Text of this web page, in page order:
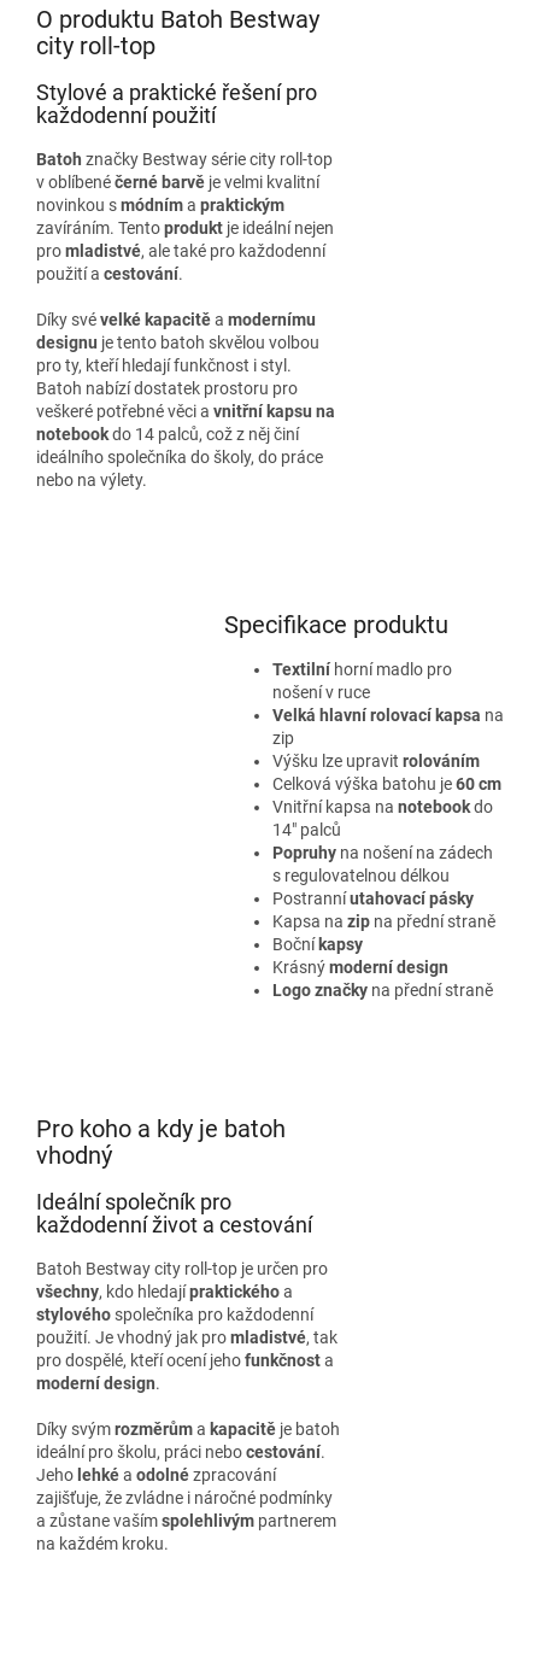
O produktu Batoh Bestway
city roll-top
Stylové a praktické řešení pro
každodenní použití
Batoh značky Bestway série city roll-top
v oblíbenéčerné barvě je velmi kvalitní
novinkou smódníma praktickým
zavíráním. Tentoprodukt je ideální nejen
promladistvé, ale také pro každodenní
použití a cestování.
Díky svévelké kapacitěa modernímu
designu je tento batoh skvělou volbou
pro ty, kteří hledají funkčnost i styl.
Batoh nabízí dostatek prostoru pro
veškeré potřebné věci a vnitřní kapsu na
notebookdo 14 palců, což z něj činí
ideálního společníka do školy, do práce
nebo na výlety.
Specifikace produktu
Textilníhorní madlo pro
nošení v ruce
Velká hlavní rolovací kapsa na
zip
Výšku lze upravit rolováním
Celková výška batohu je60 cm
Vnitřní kapsa na notebookdo
14" palců
Popruhyna nošení na zádech
s regulovatelnou délkou
Postranníutahovací pásky
Kapsa na zipna přední straně
Bočníkapsy
Krásnýmoderní design
Logo značkyna přední straně
Pro koho a kdy je batoh
vhodný
Ideální společník pro
každodenní život a cestování
Batoh Bestway city roll-top je určen pro
všechny, kdo hledajípraktickéhoa
stylového společníka pro každodenní
použití. Je vhodný jak promladistvé, tak
pro dospělé, kteří ocení jehofunkčnosta
moderní design.
Díky svýmrozměrůma kapacitě je batoh
ideální pro školu, práci nebocestování.
Jeholehkéa odolnézpracování
zajišťuje, že zvládne i náročné podmínky
a zůstane vašímspolehlivým partnerem
na každém kroku.